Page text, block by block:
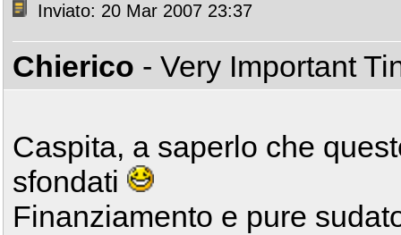
Inviato: 20 Mar 2007 23:37
Chierico - Very Important
Caspita, a saperlo che
sfondati
Finanziamento e pure